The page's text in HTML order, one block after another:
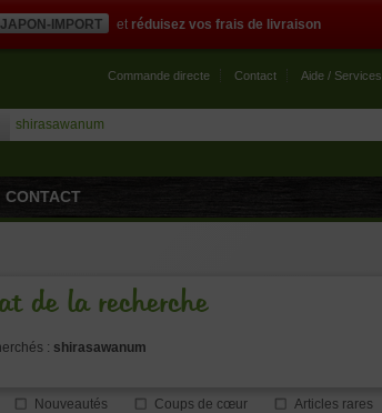
JAPON-IMPORT et réduisez vos frais de livraison
Commande directe Contact Aide / Services
CONTACT
de la recherche
: shirasawanum
Nouveautés Coups de cœur Articles rares